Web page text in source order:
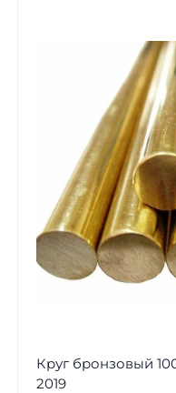
Круг бронзовый
2019